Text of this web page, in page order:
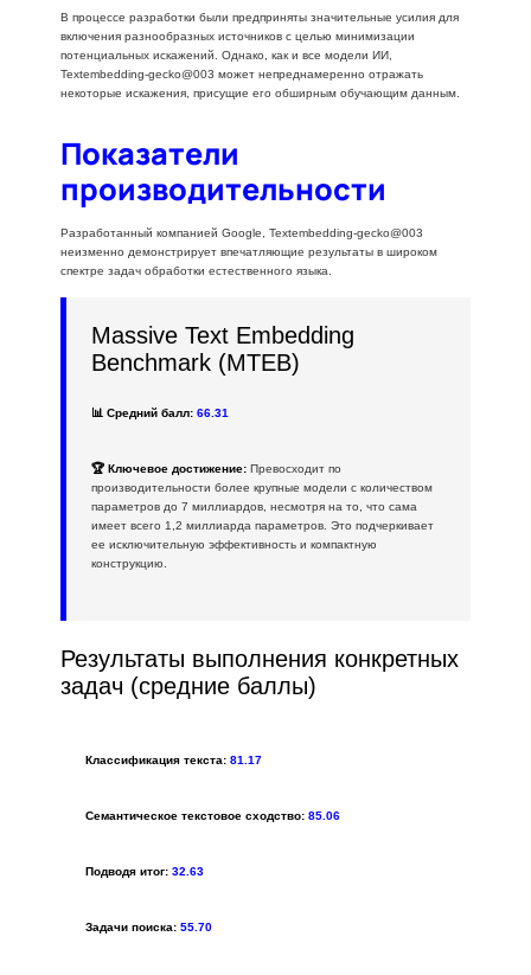
В процессе разработки были предприняты значительные усилия для
включения разнообразных источников с целью минимизации
потенциальных искажений. Однако, как и все модели ИИ,
Textembedding-gecko@003 может непреднамеренно отражать
некоторые искажения, присущие его обширным обучающим данным.
Показатели
производительности
Разработанный компанией Google, Textembedding-gecko@003
неизменно демонстрирует впечатляющие результаты в широком
спектре задач обработки естественного языка.
Massive Text Embedding
Benchmark (MTEB)
📊 Средний балл: 66.31
🏆 Ключевое достижение: Превосходит по
производительности более крупные модели с количеством
параметров до 7 миллиардов, несмотря на то, что сама
имеет всего 1,2 миллиарда параметров. Это подчеркивает
ее исключительную эффективность и компактную
конструкцию.
Результаты выполнения конкретных
задач (средние баллы)
Классификация текста: 81.17
Семантическое текстовое сходство: 85.06
Подводя итог: 32.63
Задачи поиска: 55.70